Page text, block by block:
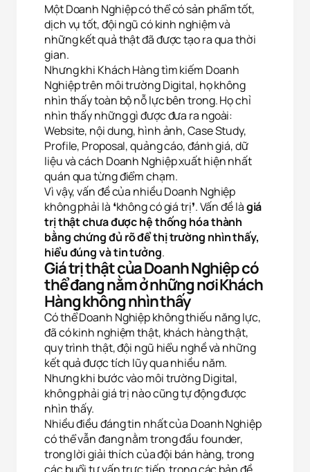
Một Doanh Nghiệp có thể có sản phẩm tốt,
dịch vụ tốt, đội ngũ có kinh nghiệm và
những kết quả thật đã được tạo ra qua thời
gian.
Nhưng khi Khách Hàng tìm kiếm Doanh
Nghiệp trên môi trường Digital, họ không
nhìn thấy toàn bộ nỗ lực bên trong. Họ chỉ
nhìn thấy những gì được đưa ra ngoài:
Website, nội dung, hình ảnh, Case Study,
Profile, Proposal, quảng cáo, đánh giá, dữ
liệu và cách Doanh Nghiệp xuất hiện nhất
quán qua từng điểm chạm.
Vì vậy, vấn đề của nhiều Doanh Nghiệp
không phải là ❛không có giá trị❜. Vấn đề làgiá
trị thật chưa được hệ thống hóa thành
bằng chứng đủ rõ để thị trường nhìn thấy,
hiểu đúng và tin tưởng.
Giá trị thật của Doanh Nghiệp có
thể đang nằm ở những nơi Khách
Hàng không nhìn thấy
Có thể Doanh Nghiệp không thiếu năng lực,
đã có kinh nghiệm thật, khách hàng thật,
quy trình thật, đội ngũ hiểu nghề và những
kết quả được tích lũy qua nhiều năm.
Nhưng khi bước vào môi trường Digital,
không phải giá trị nào cũng tự động được
nhìn thấy.
Nhiều điều đáng tin nhất của Doanh Nghiệp
có thể vẫn đang nằm trong đầu founder,
trong lời giải thích của đội bán hàng, trong
các buổi tư vấn trực tiếp, trong các bản đề